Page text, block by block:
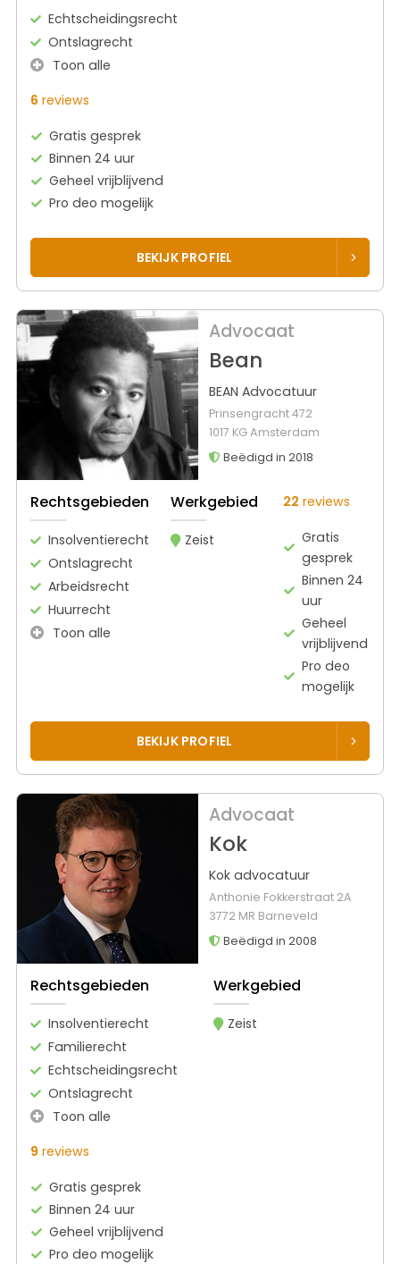
Echtscheidingsrecht
Ontslagrecht
Toon alle
6 reviews
Gratis gesprek
Binnen 24 uur
Geheel vrijblijvend
Pro deo mogelijk
BEKIJK PROFIEL
Advocaat
Bean
BEAN Advocatuur
Prinsengracht 472
1017 KG Amsterdam
Beëdigd in 2018
Rechtsgebieden
Insolventierecht
Ontslagrecht
Arbeidsrecht
Huurrecht
Toon alle
Werkgebied
Zeist
22 reviews
Gratis
gesprek
Binnen 24
uur
Geheel
vrijblijvend
Pro deo
mogelijk
BEKIJK PROFIEL
Advocaat
Kok
Kok advocatuur
Anthonie Fokkerstraat 2A
3772 MR Barneveld
Beëdigd in 2008
Rechtsgebieden
Insolventierecht
Familierecht
Echtscheidingsrecht
Ontslagrecht
Toon alle
Werkgebied
Zeist
9 reviews
Gratis gesprek
Binnen 24 uur
Geheel vrijblijvend
Pro deo mogelijk